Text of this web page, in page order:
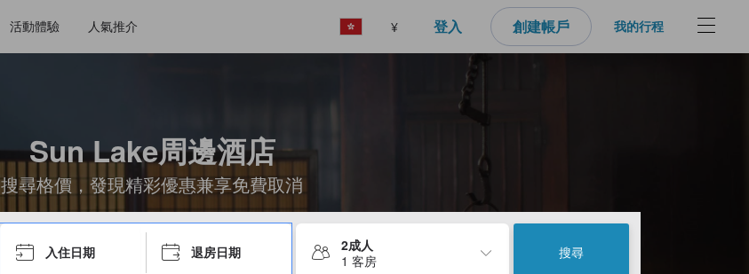
活動體驗 人氣推介 ¥ 登入 創建帳戶 我的行程
Sun Lake周邊酒店
搜尋格價，發現精彩優惠兼享免費取消
入住日期 退房日期
2成人
1 客房
搜尋